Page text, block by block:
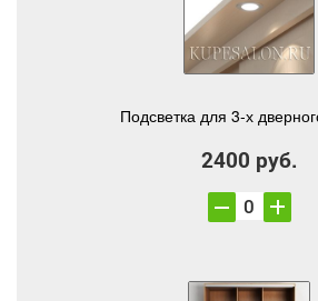
Подсветка для 3-х
2400 руб.